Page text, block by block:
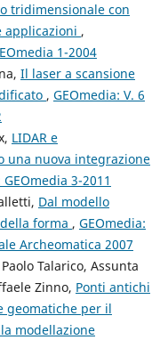
tridimensionale con
applicazioni ,
1-2004
Il laser a scansione
, GEOmedia: V. 6
LIDAR e
una nuova integrazione
3-2011
Dal modello
forma , GEOmedia:
Archeomatica 2007
Talarico, Assunta
Zinno, Ponti antichi
geomatiche per il
modellazione